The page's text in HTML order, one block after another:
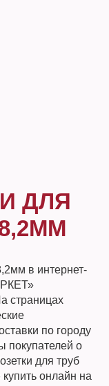
ДЛЯ
в интернет-
страницах
по городу
покупателей о
для труб
онлайн на